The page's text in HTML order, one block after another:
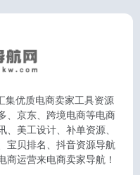
集优质电商卖家工具资源
、京东、跨境电商等电商
美工设计、补单资源、
宝贝排名、抖音资源导航
运营来电商卖家导航！